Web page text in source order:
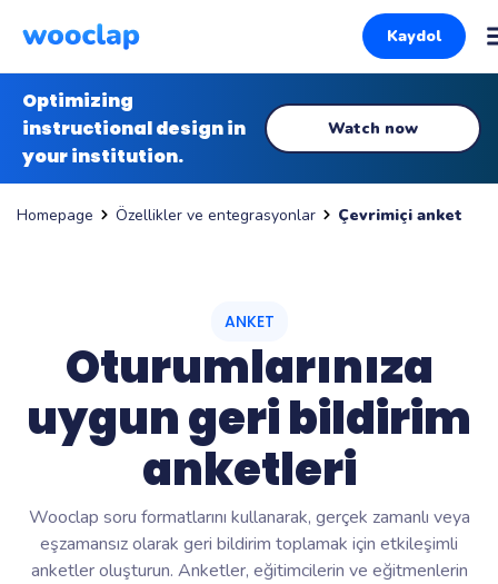
Kaydol
Optimizing
instructional design in
your institution.
Watch now
Homepage Özellikler ve entegrasyonlar Çevrimiçi anket
ANKET
Oturumlarınıza
uygun geri bildirim
anketleri
Wooclap soru formatlarını kullanarak, gerçek zamanlı veya
eşzamansız olarak geri bildirim toplamak için etkileşimli
anketler oluşturun. Anketler, eğitimcilerin ve eğitmenlerin